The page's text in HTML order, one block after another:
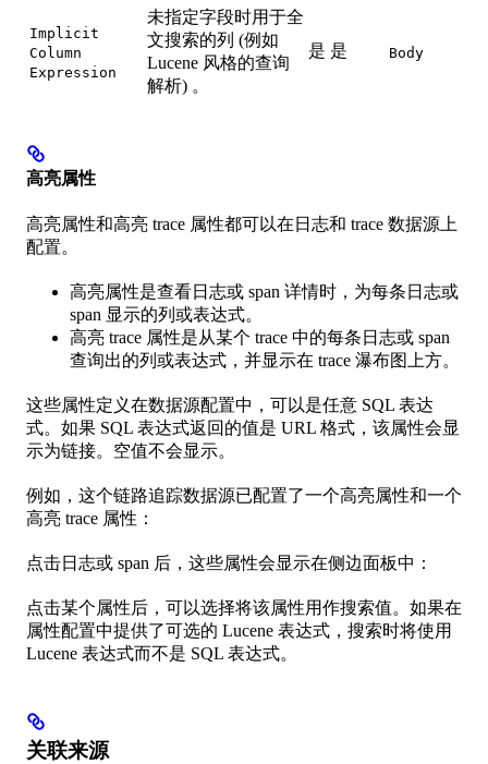
Implicit
Column
Expression
未指定字段时用于全
文搜索的列 (例如
Lucene 风格的查询
解析) 。
是 是 Body
高亮属性
高亮属性和高亮 trace 属性都可以在日志和 trace 数据源上
配置。
高亮属性是查看日志或 span 详情时，为每条日志或
span 显示的列或表达式。
高亮 trace 属性是从某个 trace 中的每条日志或 span
查询出的列或表达式，并显示在 trace 瀑布图上方。
这些属性定义在数据源配置中，可以是任意 SQL 表达
式。如果 SQL 表达式返回的值是 URL 格式，该属性会显
示为链接。空值不会显示。
例如，这个链路追踪数据源已配置了一个高亮属性和一个
高亮 trace 属性：
点击日志或 span 后，这些属性会显示在侧边面板中：
点击某个属性后，可以选择将该属性用作搜索值。如果在
属性配置中提供了可选的 Lucene 表达式，搜索时将使用
Lucene 表达式而不是 SQL 表达式。
关联来源